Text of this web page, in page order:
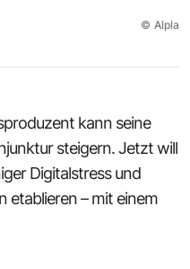
© Alpla
kann seine
steigern. Jetzt will
Digitalstress und
etablieren – mit einem